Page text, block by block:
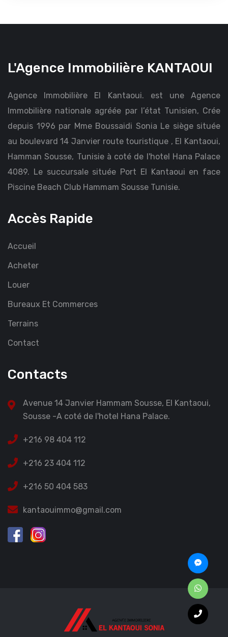
L'Agence Immobilière KANTAOUI
Agence Immobilière El Kantaoui. est une Agence
Immobilière nationale agréée par l’état Tunisien, Crée
depuis 1996 par Mme Boussaidi Sonia Le siège située
au boulevard 14 Janvier route touristique , El Kantaoui,
Hamman Sousse, Tunisie à coté de l'hotel Hana Palace
4089. Le succursale située Port El Kantaoui en face
Piscine Beach Club Hammam Sousse Tunisie.
Accès Rapide
Accueil
Acheter
Louer
Bureaux Et Commerces
Terrains
Contact
Contacts
Avenue 14 Janvier Hammam Sousse, El Kantaoui,
Sousse -A coté de l'hotel Hana Palace.
+216 98 404 112
+216 23 404 112
+216 50 404 583
kantaouimmo@gmail.com